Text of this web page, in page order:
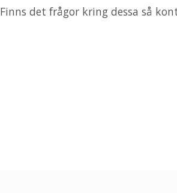
Finns det frågor kring dessa så